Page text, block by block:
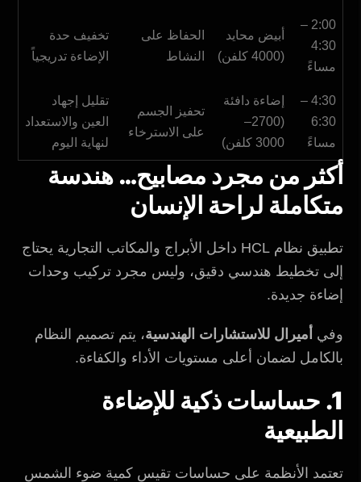
2:00 –
4:30
مساءً
أبيض محايد
(4000 كلفن)
الحفاظ على
النشاط
تخفيف حدة
الإضاءة تدريجياً
4:30 –
6:30
مساءً
إضاءة دافئة
(2700–
3000 كلفن)
تحفيز الجسم
على الاسترخاء
تقليل إجهاد
العين والاستعداد
لنهاية اليوم
أكثر من مجرد مصابيح… هندسة
متكاملة لراحة الإنسان
تطبيق نظام HCL داخل الأبراج والمكاتب التجارية يحتاج
إلى تخطيط هندسي دقيق، وليس مجرد تركيب وحدات
إضاءة جديدة.
وفي أميرال للاستشارات الهندسية، يتم تصميم النظام
بالكامل لضمان أعلى مستويات الأداء والكفاءة.
1. حساسات ذكية للإضاءة
الطبيعية
تعتمد الأنظمة على حساسات تقيس كمية ضوء الشمس